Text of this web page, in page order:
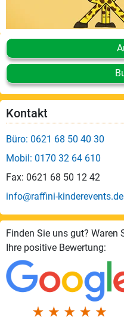
Kontakt
Büro: 0621 68 50 40 30
Mobil: 0170 32 64 610
Fax: 0621 68 50 12 42
info@raffini-kinderevents.de
Finden Sie uns gut? Waren
Ihre positive Bewertung: